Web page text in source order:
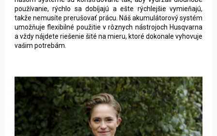
používanie, rýchlo sa dobíjajú a ešte rýchlejšie vymieňajú,
takže nemusíte prerušovať prácu. Náš akumulátorový systém
umožňuje flexibilné použitie v rôznych nástrojoch Husqvarna
a vždy nájdete riešenie šité na mieru, ktoré dokonale vyhovuje
vašim potrebám.